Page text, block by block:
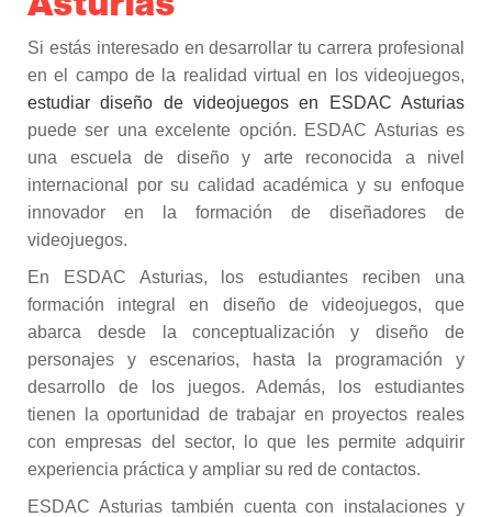
Si estás interesado en desarrollar tu carrera profesional
en el campo de la realidad virtual en los videojuegos,
estudiar diseño de videojuegos en ESDAC Asturias
puede ser una excelente opción. ESDAC Asturias es
una escuela de diseño y arte reconocida a nivel
internacional por su calidad académica y su enfoque
innovador en la formación de diseñadores de
videojuegos.
En ESDAC Asturias, los estudiantes reciben una
formación integral en diseño de videojuegos, que
abarca desde la conceptualización y diseño de
personajes y escenarios, hasta la programación y
desarrollo de los juegos. Además, los estudiantes
tienen la oportunidad de trabajar en proyectos reales
con empresas del sector, lo que les permite adquirir
experiencia práctica y ampliar su red de contactos.
ESDAC Asturias también cuenta con instalaciones y